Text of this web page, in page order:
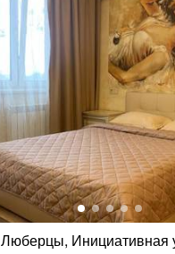
Люберцы, Инициативная